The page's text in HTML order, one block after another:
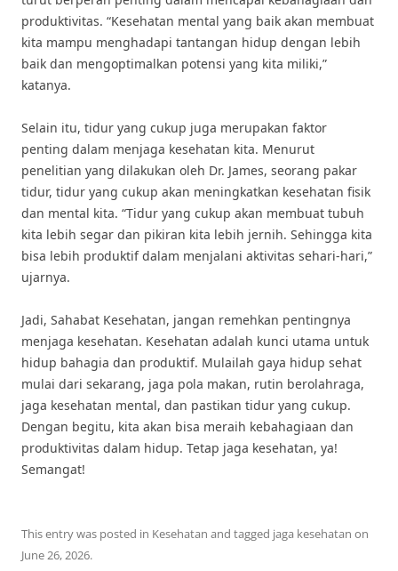
produktivitas. “Kesehatan mental yang baik akan membuat
kita mampu menghadapi tantangan hidup dengan lebih
baik dan mengoptimalkan potensi yang kita miliki,”
katanya.
Selain itu, tidur yang cukup juga merupakan faktor
penting dalam menjaga kesehatan kita. Menurut
penelitian yang dilakukan oleh Dr. James, seorang pakar
tidur, tidur yang cukup akan meningkatkan kesehatan fisik
dan mental kita. “Tidur yang cukup akan membuat tubuh
kita lebih segar dan pikiran kita lebih jernih. Sehingga kita
bisa lebih produktif dalam menjalani aktivitas sehari-hari,”
ujarnya.
Jadi, Sahabat Kesehatan, jangan remehkan pentingnya
menjaga kesehatan. Kesehatan adalah kunci utama untuk
hidup bahagia dan produktif. Mulailah gaya hidup sehat
mulai dari sekarang, jaga pola makan, rutin berolahraga,
jaga kesehatan mental, dan pastikan tidur yang cukup.
Dengan begitu, kita akan bisa meraih kebahagiaan dan
produktivitas dalam hidup. Tetap jaga kesehatan, ya!
Semangat!
This entry was posted in Kesehatan and tagged jaga kesehatan on
June 26, 2026.